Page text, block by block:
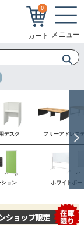
0
デスク フリーアドレス
ション ホワイトボー